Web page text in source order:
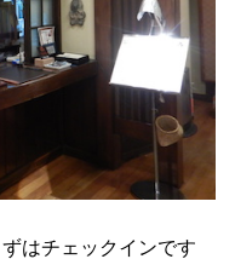
はチェックインです